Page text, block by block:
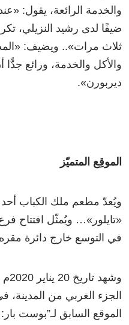
والخدمة الرائعة، يقول:
ضيفًا لدى رشيد النزيلي،
ثلاث مرات».. ويضيف:
والأكل والخدمة، ورائع
ديربورن».
الموقِع المتميّز
ويُعدّ مطعم ملك الكباب
«تايلور»… ويُمثّل افتتاح
في التوسع خارج دائرة